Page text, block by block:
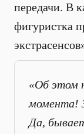
передачи. В
фигуристка
«Об этом
момента!
Да,